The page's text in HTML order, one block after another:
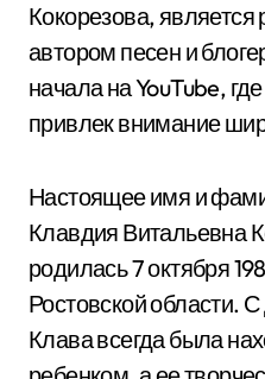
Кокорезова, является
автором песен и
начала на YouTube,
привлек внимание
Настоящее имя и
Клавдия Витальевна
родилась 7 октября
Ростовской области.
Клава всегда была